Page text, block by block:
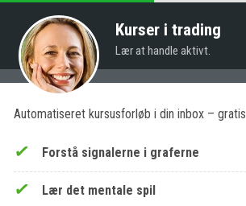
Kurser i trading
Lær at handle aktivt.
Automatiseret kursusforløb i din inbox – gratis
Forstå signalerne i graferne
Lær det mentale spil